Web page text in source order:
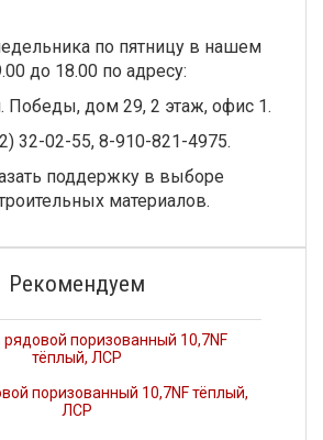
по пятницу в нашем
до 18.00 по адресу:
Победы, дом 29, 2 этаж, офис 1.
32-02-55, 8-910-821-4975.
поддержку в выборе
материалов.
Рекомендуем
поризованный 10,7NF тёплый,
ЛСР